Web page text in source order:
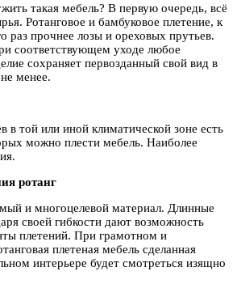
такая мебель? В первую очередь, всё
Ротанговое и бамбуковое плетение, к
раз прочнее лозы и ореховых прутьев.
соответствующем уходе любое
сохраняет первозданный свой вид в
менее.
в той или иной климатической зоне есть
можно плести мебель. Наиболее
ротанг
и многоцелевой материал. Длинные
своей гибкости дают возможность
плетений. При грамотном и
плетеная мебель сделанная
интерьере будет смотреться изящно